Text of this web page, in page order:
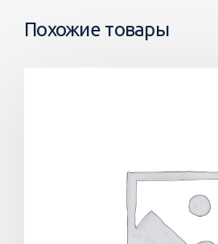
Похожие товары